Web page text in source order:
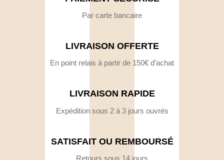
Par carte bancaire
LIVRAISON OFFERTE
En point relais à partir de 150€ d’achat
LIVRAISON RAPIDE
Expédition sous 2 à 3 jours ouvrés
SATISFAIT OU REMBOURSÉ